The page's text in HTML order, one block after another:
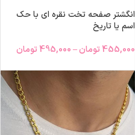
انگشتر صفحه تخت نقره ای با حک
اسم یا تاریخ
455,000 تومان–
495,000 تومان